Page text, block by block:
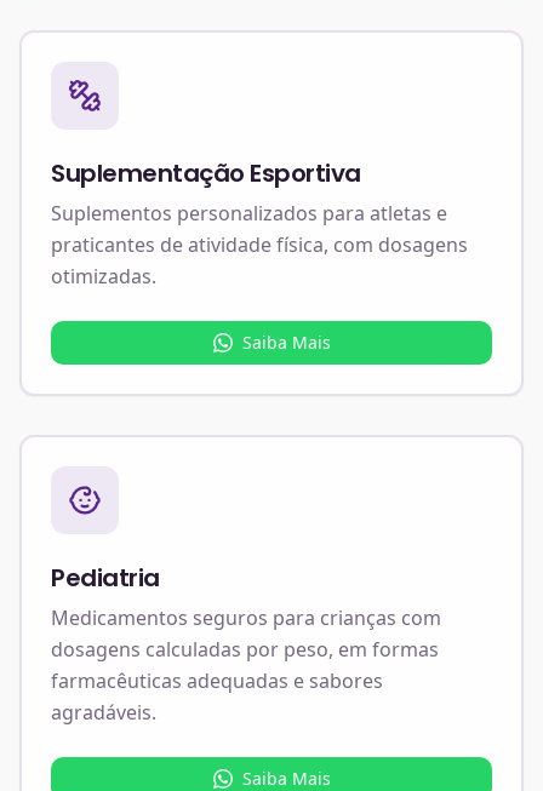
Suplementação Esportiva
Suplementos personalizados para atletas e
praticantes de atividade física, com dosagens
otimizadas.
Saiba Mais
Pediatria
Medicamentos seguros para crianças com
dosagens calculadas por peso, em formas
farmacêuticas adequadas e sabores
agradáveis.
Saiba Mais